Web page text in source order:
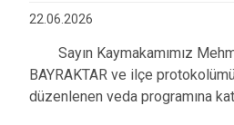
22.06.2026
Sayın Kaymakamımız
BAYRAKTAR ve ilçe
düzenlenen veda programına